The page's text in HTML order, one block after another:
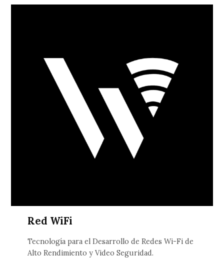
Red WiFi
Tecnología para el Desarrollo de Redes Wi-Fi de
Alto Rendimiento y Video Seguridad.